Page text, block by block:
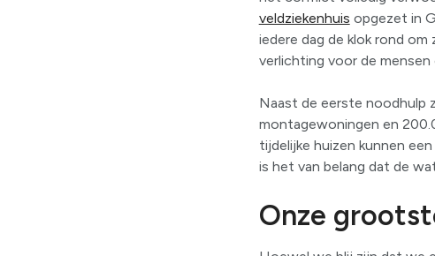
veldziekenhuis opgezet in
iedere dag de klok rond
verlichting voor de mensen
Naast de eerste noodhulp
montagewoningen en
tijdelijke huizen kunnen
is het van belang dat de
Onze